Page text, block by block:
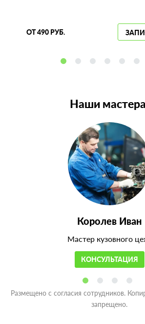
ОТ 490 РУБ.
Наши мастера
Королев Иван
Мастер кузовного
КОНСУЛЬТАЦИЯ
Размещено с согласия сотрудников.
запрещено.